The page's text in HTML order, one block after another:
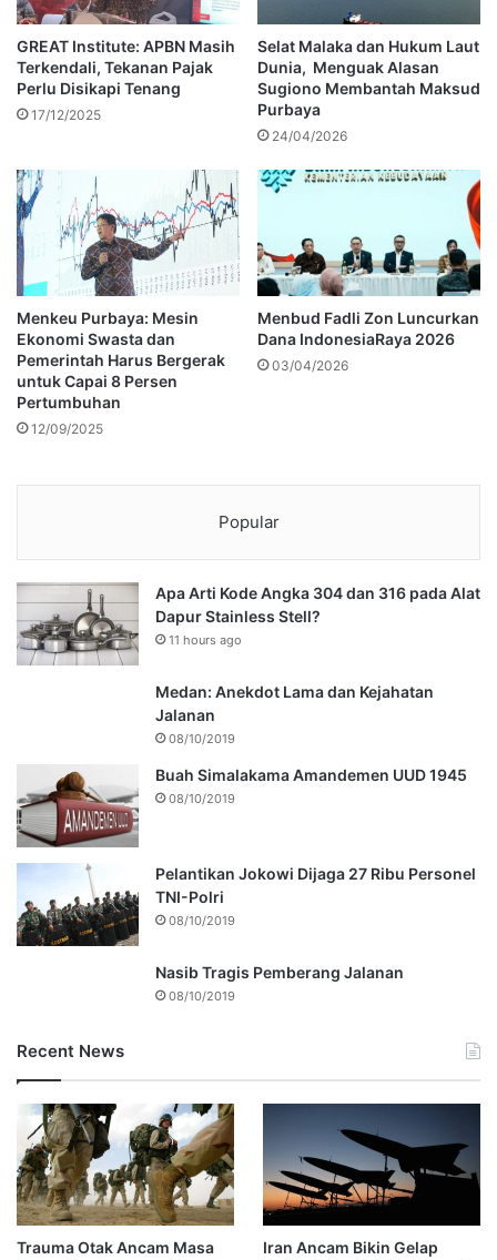
GREAT Institute: APBN Masih
Terkendali, Tekanan Pajak
Perlu Disikapi Tenang
17/12/2025
Selat Malaka dan Hukum Laut
Dunia, Menguak Alasan
Sugiono Membantah Maksud
Purbaya
24/04/2026
Menkeu Purbaya: Mesin
Ekonomi Swasta dan
Pemerintah Harus Bergerak
untuk Capai 8 Persen
Pertumbuhan
12/09/2025
Menbud Fadli Zon Luncurkan
Dana IndonesiaRaya 2026
03/04/2026
Popular
Apa Arti Kode Angka 304 dan 316 pada Alat
Dapur Stainless Stell?
11 hours ago
Medan: Anekdot Lama dan Kejahatan
Jalanan
08/10/2019
Buah Simalakama Amandemen UUD 1945
08/10/2019
Pelantikan Jokowi Dijaga 27 Ribu Personel
TNI-Polri
08/10/2019
Nasib Tragis Pemberang Jalanan
08/10/2019
Recent News
Trauma Otak Ancam Masa
Iran Ancam Bikin Gelap